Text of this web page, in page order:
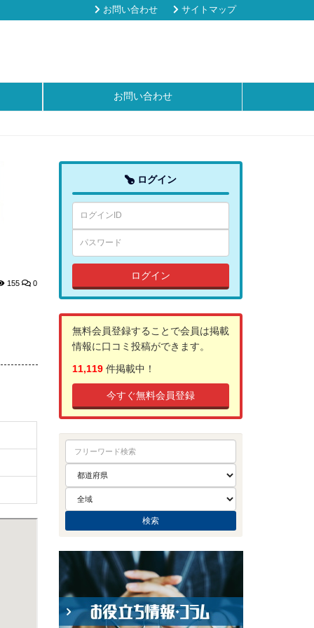
お問い合わせ サイトマップ
お問い合わせ
155 0
ログイン
ログイン
無料会員登録することで会員は掲載
情報に口コミ投稿ができます。
11,119件掲載中！
今すぐ無料会員登録